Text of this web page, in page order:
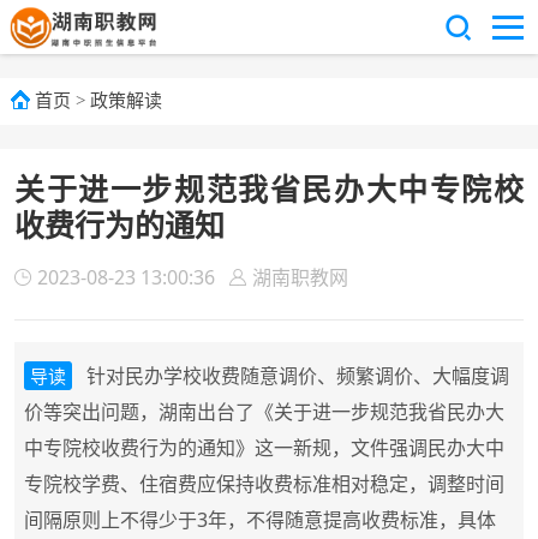
首页 > 政策解读
关于进一步规范我省民办大中专院校
收费行为的通知
2023-08-23 13:00:36 湖南职教网
导读
针对民办学校收费随意调价、频繁调价、大幅度调
价等突出问题，湖南出台了《关于进一步规范我省民办大
中专院校收费行为的通知》这一新规，文件强调民办大中
专院校学费、住宿费应保持收费标准相对稳定，调整时间
间隔原则上不得少于3年，不得随意提高收费标准，具体